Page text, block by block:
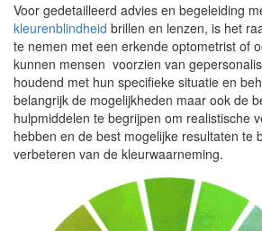
Voor gedetailleerd advies en begeleiding
kleurenblindheid brillen en lenzen, is het
te nemen met een erkende optometrist of
kunnen mensen voorzien van
houdend met hun specifieke situatie en
belangrijk de mogelijkheden maar ook de
hulpmiddelen te begrijpen om realistische
hebben en de best mogelijke resultaten te
verbeteren van de kleurwaarneming.